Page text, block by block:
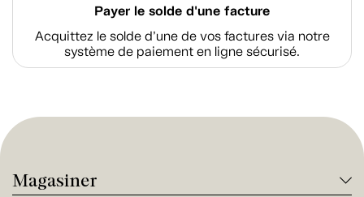
Payer le solde d'une facture
Acquittez le solde d’une de vos factures via notre
système de paiement en ligne sécurisé.
Magasiner